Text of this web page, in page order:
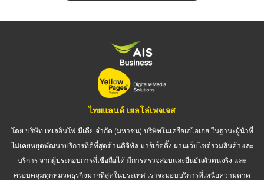
ไทยแลนด์ เยลโล่เพจเจส
โดย บริษัท เทเลอินโฟ มีเดีย จำกัด (มหาชน) บริษัทในเครือเอไอเอส ในฐานะผู้นำที่
ไม่เคยหยุดพัฒนาบริการที่ดีที่สุดด้านดิจิทัล มาร์เก็ตติ้ง ผ่านเว็บไซต์รวมสินค้าและ
บริการ จากผู้ประกอบการที่เชื่อถือได้ มีการตรวจสอบและยืนยันตัวตนจริง และ
ครอบคลุมทุกหมวดธุรกิจมากที่สุดในประเทศ เราจะมอบบริการที่เหนือความคาด